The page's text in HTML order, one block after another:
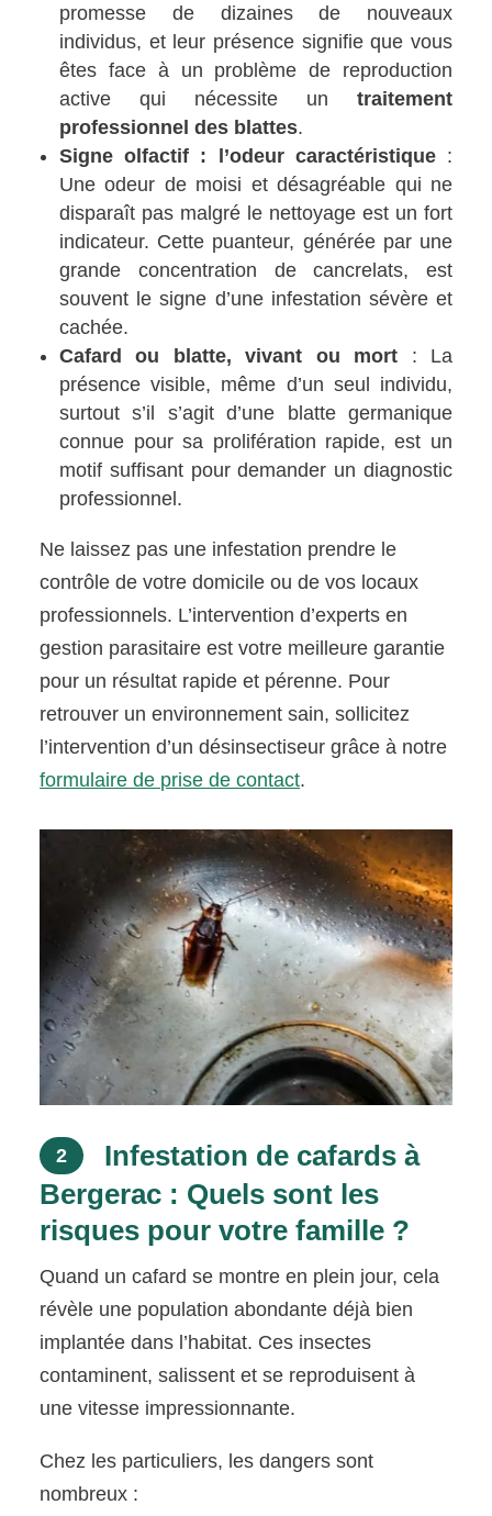
promesse de dizaines de nouveaux
individus, et leur présence signifie que vous
êtes face à un problème de reproduction
active qui nécessite un traitement
professionnel des blattes.
Signe olfactif : l’odeur caractéristique:
Une odeur de moisi et désagréable qui ne
disparaît pas malgré le nettoyage est un fort
indicateur. Cette puanteur, générée par une
grande concentration de cancrelats, est
souvent le signe d’une infestation sévère et
cachée.
Cafard ou blatte, vivant ou mort : La
présence visible, même d’un seul individu,
surtout s’il s’agit d’une blatte germanique
connue pour sa prolifération rapide, est un
motif suffisant pour demander un diagnostic
professionnel.
Ne laissez pas une infestation prendre le
contrôle de votre domicile ou de vos locaux
professionnels. L’intervention d’experts en
gestion parasitaire est votre meilleure garantie
pour un résultat rapide et pérenne. Pour
retrouver un environnement sain, sollicitez
l’intervention d’un désinsectiseur grâce à notre
formulaire de prise de contact.
2
Infestation de cafards à
Bergerac : Quels sont les
risques pour votre famille ?
Quand un cafard se montre en plein jour, cela
révèle une population abondante déjà bien
implantée dans l’habitat. Ces insectes
contaminent, salissent et se reproduisent à
une vitesse impressionnante.
Chez les particuliers, les dangers sont
nombreux :